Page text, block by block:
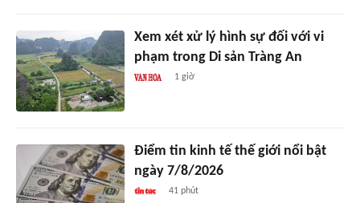
Xem xét xử lý hình sự đối với vi
phạm trong Di sản Tràng An
1 giờ
Điểm tin kinh tế thế giới nổi bật
ngày 7/8/2026
41 phút